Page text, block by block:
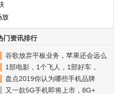
放
门资讯排行
谷歌放弃平板业务，苹果还会远么
1部电影，1个飞人，1部好车，
盘点2019你认为哪些手机品牌
又一款5G手机即将上市，8G+